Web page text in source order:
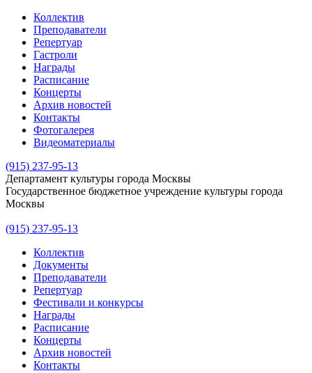
Коллектив
Преподаватели
Репертуар
Гастроли
Награды
Расписание
Концерты
Архив новостей
Контакты
Фотогалерея
Видеоматериалы
(915) 237-95-13
Департамент культуры города Москвы
Государственное бюджетное учреждение культуры города
Москвы
(915) 237-95-13
Коллектив
Документы
Преподаватели
Репертуар
Фестивали и конкурсы
Награды
Расписание
Концерты
Архив новостей
Контакты